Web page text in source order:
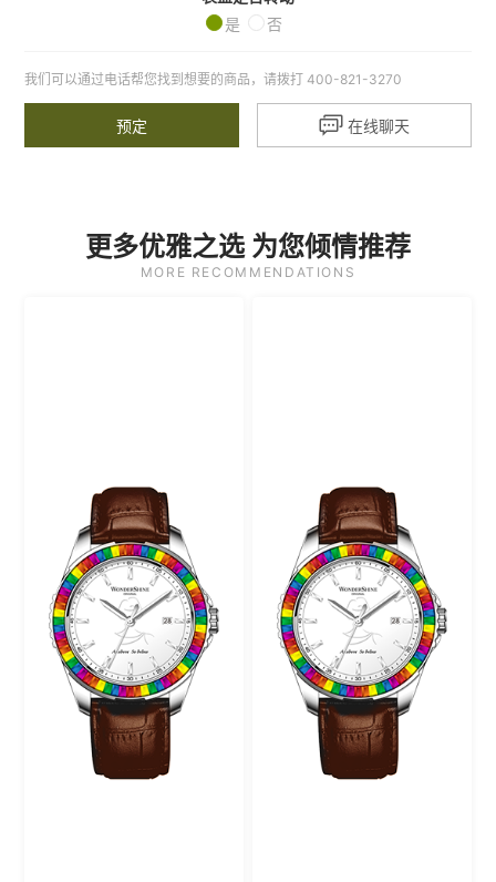
是
否
我们可以通过电话帮您找到想要的商品，请拨打 400-821-3270
预定  在线聊天
更多优雅之选 为您倾情推荐
MORE RECOMMENDATIONS